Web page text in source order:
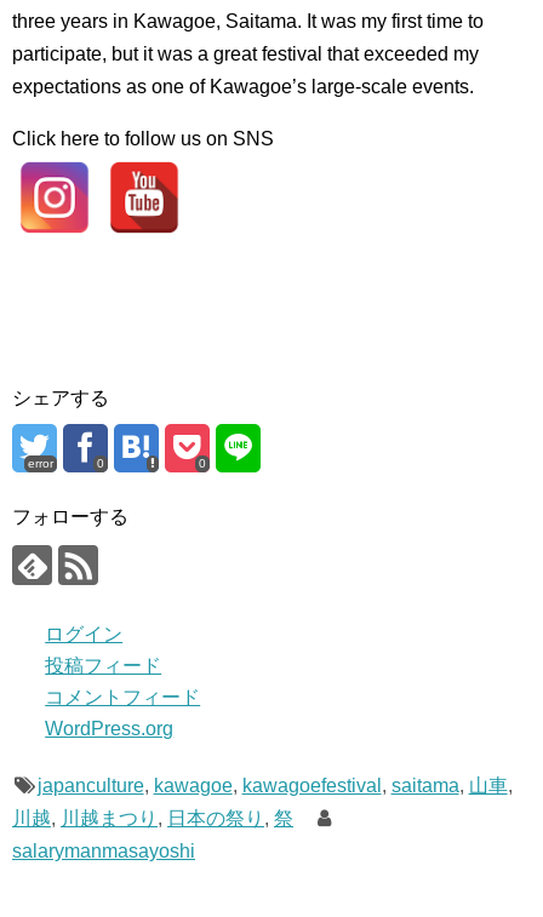
three years in Kawagoe, Saitama. It was my first time to
participate, but it was a great festival that exceeded my
expectations as one of Kawagoe’s large-scale events.
Click here to follow us on SNS
シェアする
error 0 0
フォローする
ログイン
投稿フィード
コメントフィード
WordPress.org
japanculture, kawagoe, kawagoefestival , saitama, 山車,
川越, 川越まつり , 日本の祭り , 祭
salarymanmasayoshi